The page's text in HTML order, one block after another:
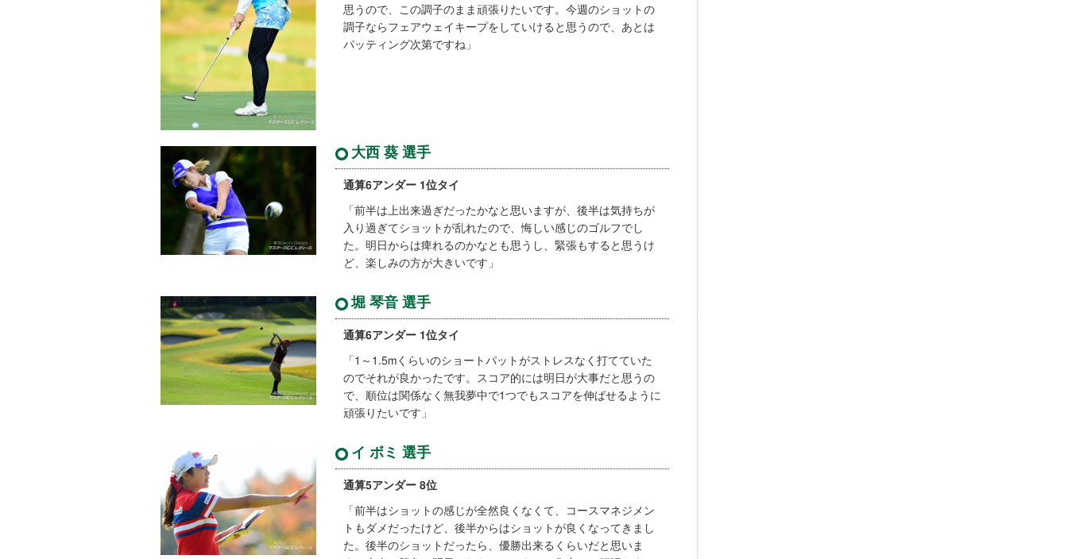
思うので、この調子のまま頑張りたいです。今週のショットの
調子ならフェアウェイキープをしていけると思うので、あとは
パッティング次第ですね」
大西 葵 選手
通算6アンダー 1位タイ
「前半は上出来過ぎだったかなと思いますが、後半は気持ちが
入り過ぎてショットが乱れたので、悔しい感じのゴルフでし
た。明日からは痺れるのかなとも思うし、緊張もすると思うけ
ど、楽しみの方が大きいです」
堀 琴音 選手
通算6アンダー 1位タイ
「1～1.5mくらいのショートパットがストレスなく打てていた
のでそれが良かったです。スコア的には明日が大事だと思うの
で、順位は関係なく無我夢中で1つでもスコアを伸ばせるように
頑張りたいです」
イ ボミ 選手
通算5アンダー 8位
「前半はショットの感じが全然良くなくて、コースマネジメン
トもダメだったけど、後半からはショットが良くなってきまし
た。後半のショットだったら、優勝出来るくらいだと思いま